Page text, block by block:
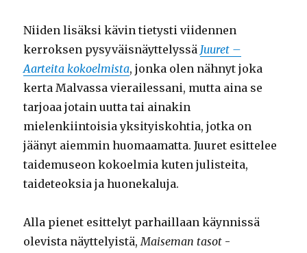
Niiden lisäksi kävin tietysti viidennen
kerroksen pysyväisnäyttelyssä Juuret –
Aarteita kokoelmista, jonka olen nähnyt joka
kerta Malvassa vierailessani, mutta aina se
tarjoaa jotain uutta tai ainakin
mielenkiintoisia yksityiskohtia, jotka on
jäänyt aiemmin huomaamatta. Juuret esittelee
taidemuseon kokoelmia kuten julisteita,
taideteoksia ja huonekaluja.
Alla pienet esittelyt parhaillaan käynnissä
olevista näyttelyistä,Maiseman tasot -